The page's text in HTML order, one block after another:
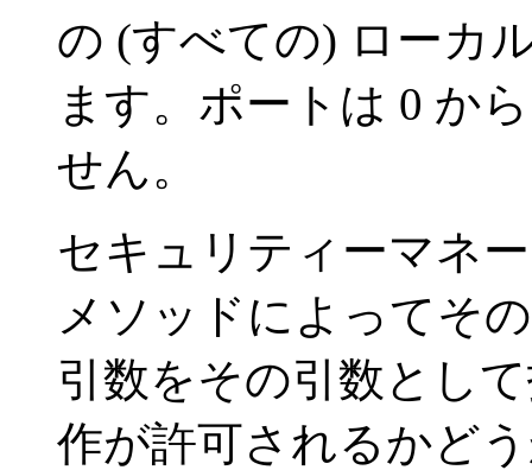
の (すべての) ローカ
ます。ポートは 0 か
せん。
セキュリティーマネ
メソッドによってそ
引数をその引数とし
作が許可されるかど